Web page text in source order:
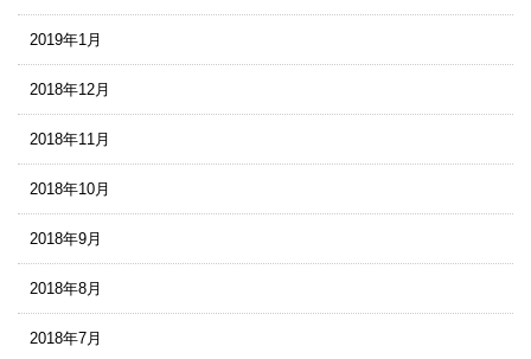
2019年1月
2018年12月
2018年11月
2018年10月
2018年9月
2018年8月
2018年7月